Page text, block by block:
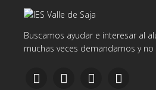
Buscamos ayudar e interesar al
muchas veces demandamos y